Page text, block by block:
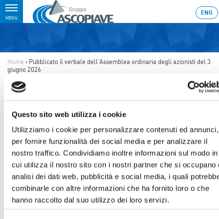
Questo sito web utilizza i cookie
Utilizziamo i cookie per personalizzare contenuti ed annunci,
per fornire funzionalità dei social media e per analizzare il
nostro traffico. Condividiamo inoltre informazioni sul modo in
cui utilizza il nostro sito con i nostri partner che si occupano
analisi dei dati web, pubblicità e social media, i quali
combinarle con altre informazioni che ha fornito loro o che
hanno raccolto dal suo utilizzo dei loro servizi.
Toggle
navigation
MENU
ENG
Home › Pubblicato il verbale dell’Assemblea ordinaria degli azionisti del 3
giugno 2026
Ultimo aggiornamento: 24/06/2026 17:18
PUBBLICATO IL VERBALE
DELL’ASSEMBLEA ORDINARIA
DEGLI AZIONISTI DEL 3
GIUGNO 2026